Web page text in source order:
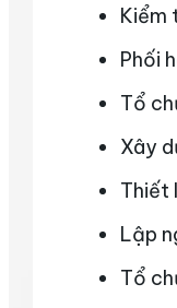
Kiểm
Phối
Tổ
Xây
Thiết
Lập
Tổ